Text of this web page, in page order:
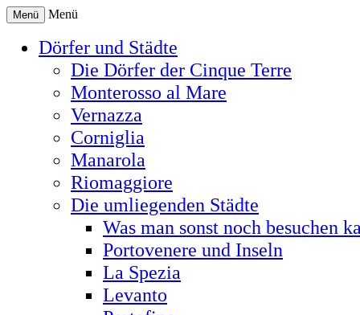
Menü Menü
Dörfer und Städte
Die Dörfer der Cinque Terre
Monterosso al Mare
Vernazza
Corniglia
Manarola
Riomaggiore
Die umliegenden Städte
Was man sonst noch besuchen
Portovenere und Inseln
La Spezia
Levanto